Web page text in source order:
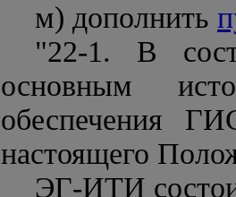
м) дополнить
"22-1. В
основным
обеспечения
настоящего
ЭГ-ИТИ